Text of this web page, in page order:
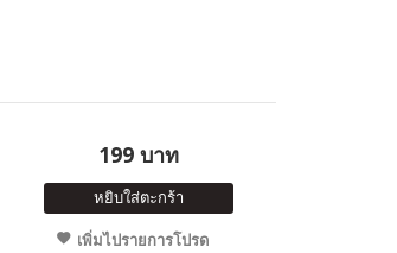
199 บาท
หยิบใส่ตะกร้า
เพิ่มไปรายการโปรด